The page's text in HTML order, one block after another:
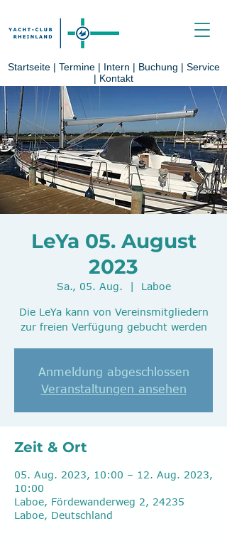
Startseite| Termine | Intern | Buchung | Service
| Kontakt
LeYa 05. August
2023
Sa., 05. Aug.
  |
Laboe
Die LeYa kann von Vereinsmitgliedern
zur freien Verfügung gebucht werden
Anmeldung abgeschlossen
Veranstaltungen ansehen
Zeit & Ort
05. Aug. 2023, 10:00 – 12. Aug. 2023,
10:00
Laboe, Fördewanderweg 2, 24235
Laboe, Deutschland